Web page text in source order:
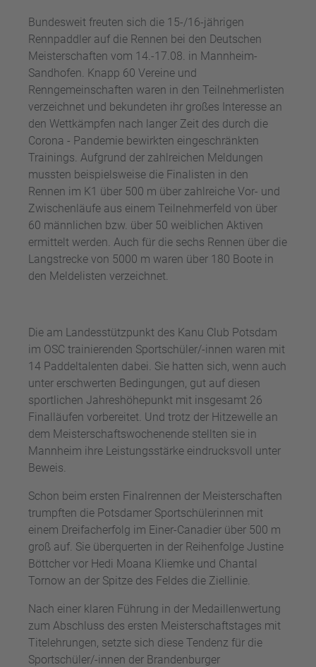
Bundesweit freuten sich die 15-/16-jährigen
Rennpaddler auf die Rennen bei den Deutschen
Meisterschaften vom 14.-17.08. in Mannheim-
Sandhofen. Knapp 60 Vereine und
Renngemeinschaften waren in den Teilnehmerlisten
verzeichnet und bekundeten ihr großes Interesse an
den Wettkämpfen nach langer Zeit des durch die
Corona - Pandemie bewirkten eingeschränkten
Trainings. Aufgrund der zahlreichen Meldungen
mussten beispielsweise die Finalisten in den
Rennen im K1 über 500 m über zahlreiche Vor- und
Zwischenläufe aus einem Teilnehmerfeld von über
60 männlichen bzw. über 50 weiblichen Aktiven
ermittelt werden. Auch für die sechs Rennen über die
Langstrecke von 5000 m waren über 180 Boote in
den Meldelisten verzeichnet.
Die am Landesstützpunkt des Kanu Club Potsdam
im OSC trainierenden Sportschüler/-innen waren mit
14 Paddeltalenten dabei. Sie hatten sich, wenn auch
unter erschwerten Bedingungen, gut auf diesen
sportlichen Jahreshöhepunkt mit insgesamt 26
Finalläufen vorbereitet. Und trotz der Hitzewelle an
dem Meisterschaftswochenende stellten sie in
Mannheim ihre Leistungsstärke eindrucksvoll unter
Beweis.
Schon beim ersten Finalrennen der Meisterschaften
trumpften die Potsdamer Sportschülerinnen mit
einem Dreifacherfolg im Einer-Canadier über 500 m
groß auf. Sie überquerten in der Reihenfolge Justine
Böttcher vor Hedi Moana Kliemke und Chantal
Tornow an der Spitze des Feldes die Ziellinie.
Nach einer klaren Führung in der Medaillenwertung
zum Abschluss des ersten Meisterschaftstages mit
Titelehrungen, setzte sich diese Tendenz für die
Sportschüler/-innen der Brandenburger